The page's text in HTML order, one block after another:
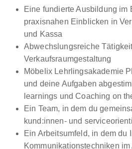
Eine fundierte Ausbildung im
praxisnahen Einblicken in
und Kassa
Abwechslungsreiche
Verkaufsraumgestaltung
Möbelix Lehrlingsakademie
und deine Aufgaben
learnings und Coaching on
Ein Team, in dem du
kund:innen- und
Ein Arbeitsumfeld, in dem du
Kommunikationstechniken